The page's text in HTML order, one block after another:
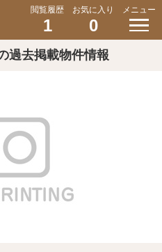
閲覧履歴
1
お気に入り
0
メニュー
過去掲載物件情報